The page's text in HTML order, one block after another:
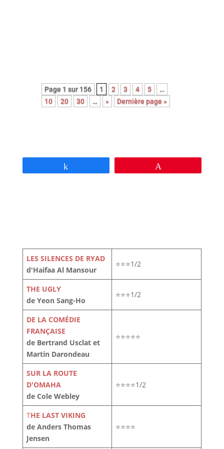
Page 1 sur 156 1 2 3 4 5
…
10
20 30 … » Dernière page »
LES SILENCES DE RYAD
d'Haifaa Al Mansour
⭐⭐⭐1/2
THE UGLY
de Yeon Sang-Ho
⭐⭐⭐1/2
DE LA COMÉDIE
FRANÇAISE
de Bertrand Usclat et
Martin Darondeau
⭐⭐⭐⭐⭐
SUR LA ROUTE
D'OMAHA
de Cole Webley
⭐⭐⭐⭐1/2
THE LAST VIKING
de Anders Thomas
Jensen
⭐⭐⭐⭐